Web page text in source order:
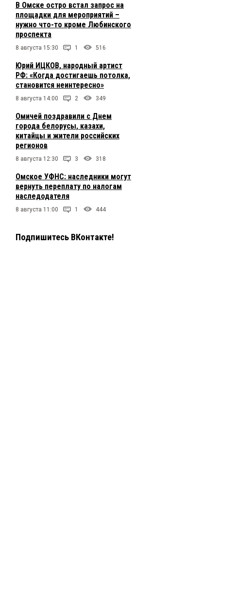
В Омске остро встал запрос на
площадки для мероприятий –
нужно что-то кроме Любинского
проспекта
8 августа 15:30 1 516
Юрий ИЦКОВ, народный артист
РФ: «Когда достигаешь потолка,
становится неинтересно»
8 августа 14:00 2 349
Омичей поздравили с Днем
города белорусы, казахи,
китайцы и жители российских
регионов
8 августа 12:30 3 318
Омское УФНС: наследники могут
вернуть переплату по налогам
наследодателя
8 августа 11:00 1 444
Подпишитесь ВКонтакте!